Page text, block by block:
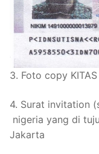
3. Foto copy
4. Surat invitation
nigeria yang di
Jakarta